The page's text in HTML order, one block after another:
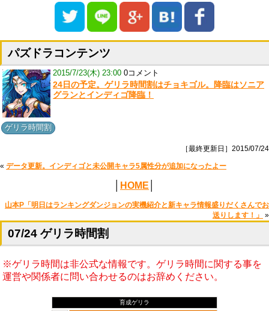
パズドラコンテンツ
2015/7/23(木) 23:00 0コメント
24日の予定。ゲリラ時間割はチョキゴル。降臨はソニア
グランとインディゴ降臨！
ゲリラ時間割
［最終更新日］2015/07/24
« データ更新。インディゴと未公開キャラ5属性分が追加になったよー
HOME
山本P「明日はランキングダンジョンの実機紹介と新キャラ情報盛りだくさんでお
送りします！」
»
07/24 ゲリラ時間割
※ゲリラ時間は非公式な情報です。ゲリラ時間に関する事を
運営や関係者に問い合わせるのはお辞めください。
育成ゲリラ